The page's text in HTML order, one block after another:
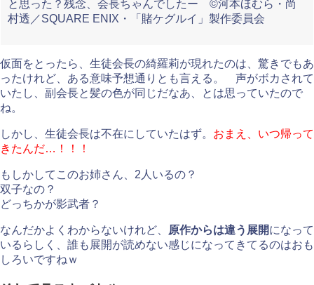
と思った？残念、会長ちゃんでしたー ©河本ほむら・尚
村透／SQUARE ENIX・「賭ケグルイ」製作委員会
仮面をとったら、生徒会長の綺羅莉が現れたのは、驚きでもあ
ったけれど、ある意味予想通りとも言える。 声がボカされて
いたし、副会長と髪の色が同じだなあ、とは思っていたので
ね。
しかし、生徒会長は不在にしていたはず。 おまえ、いつ帰って
きたんだ…！！！
もしかしてこのお姉さん、2人いるの？
双子なの？
どっちかが影武者？
なんだかよくわからないけれど、 原作からは違う展開になって
いるらしく、誰も展開が読めない感じになってきてるのはおも
しろいですねｗ